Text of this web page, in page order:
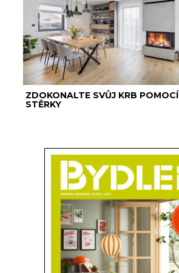
ZDOKONALTE SVŮJ KRB POMOCÍ
STĚRKY